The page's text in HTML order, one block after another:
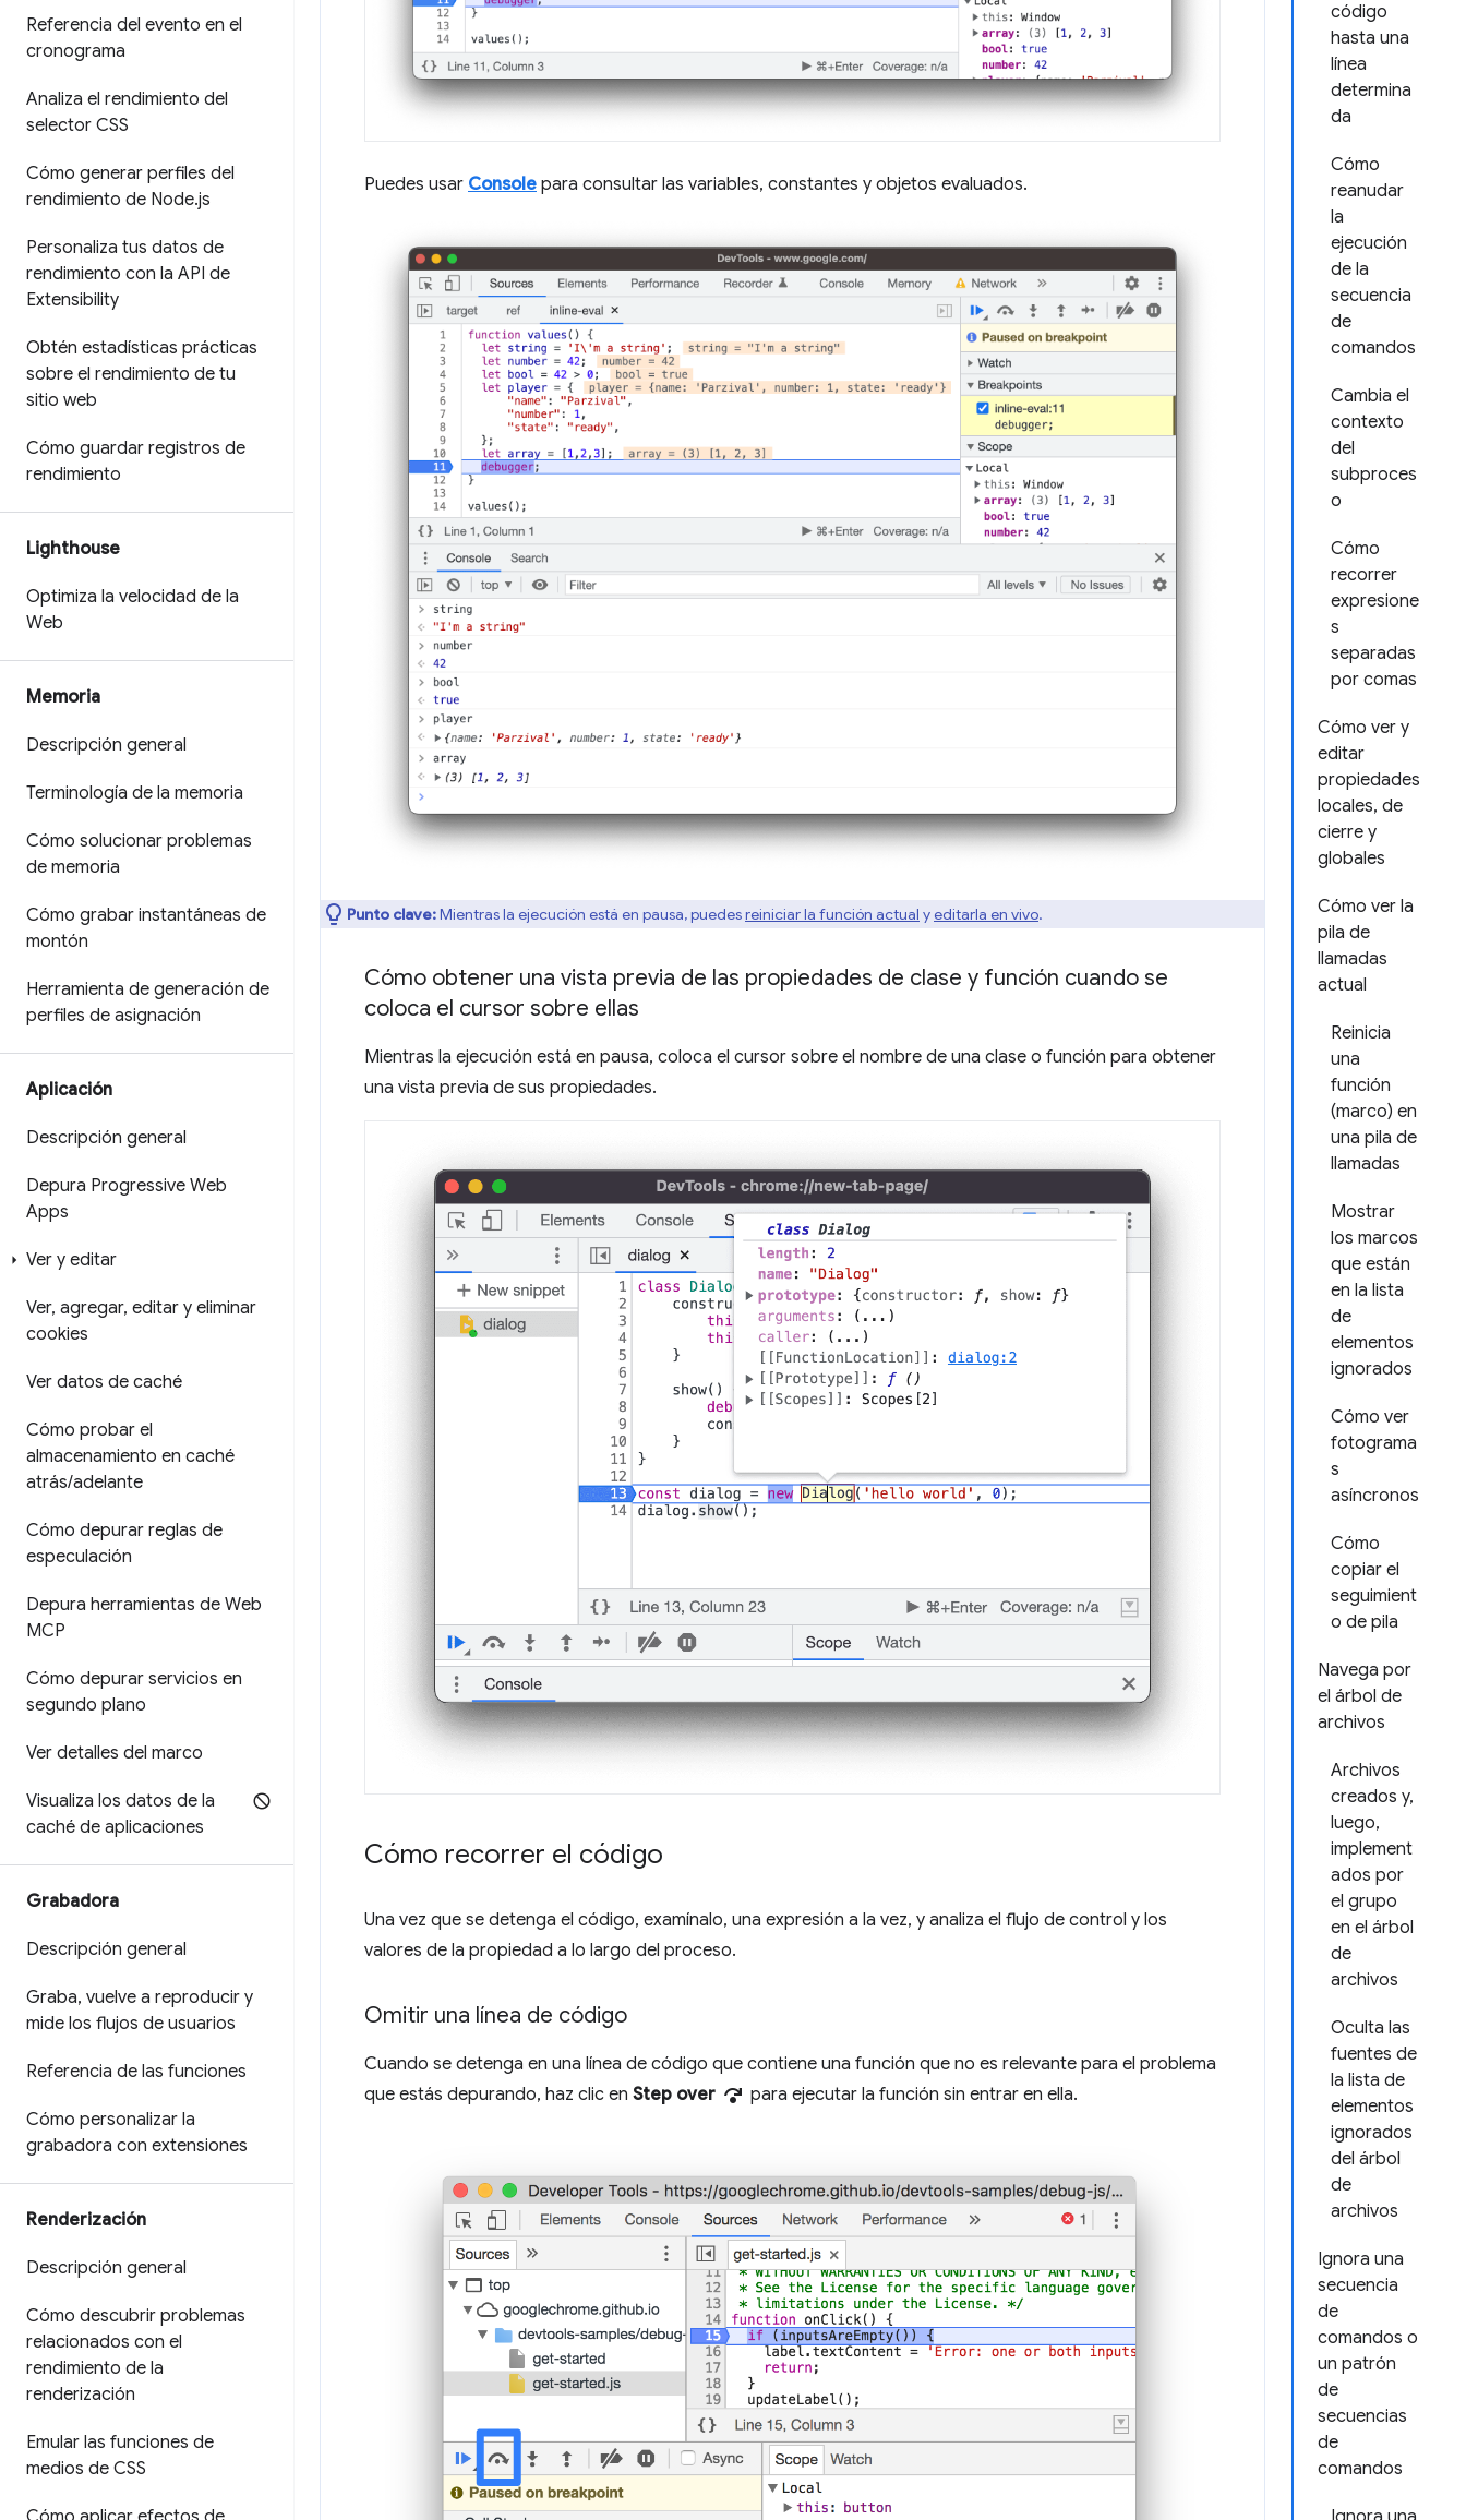
Referencia del evento en el
cronograma
Analiza el rendimiento del
selector CSS
Cómo generar perfiles del
rendimiento de Node.js
Personaliza tus datos de
rendimiento con la API de
Extensibility
Obtén estadísticas prácticas
sobre el rendimiento de tu
sitio web
Cómo guardar registros de
rendimiento
Lighthouse
Optimiza la velocidad de la
Web
Memoria
Descripción general
Terminología de la memoria
Cómo solucionar problemas
de memoria
Cómo grabar instantáneas de
montón
Herramienta de generación de
perfiles de asignación
Aplicación
Descripción general
Depura Progressive Web
Apps
Ver y editar
Ver, agregar, editar y eliminar
cookies
Ver datos de caché
Cómo probar el
almacenamiento en caché
atrás/adelante
Cómo depurar reglas de
especulación
Depura herramientas de Web
MCP
Cómo depurar servicios en
segundo plano
Ver detalles del marco
Visualiza los datos de la
caché de aplicaciones
Grabadora
Descripción general
Graba, vuelve a reproducir y
mide los flujos de usuarios
Referencia de las funciones
Cómo personalizar la
grabadora con extensiones
Renderización
Descripción general
Cómo descubrir problemas
relacionados con el
rendimiento de la
renderización
Emular las funciones de
medios de CSS
código
hasta una
línea
determina
da
Cómo
reanudar
la
ejecución
de la
secuencia
de
comandos
Cambia el
contexto
del
subproces
o
Cómo
recorrer
expresione
s
separadas
por comas
Cómo ver y
editar
propiedades
locales, de
cierre y
globales
Cómo ver la
pila de
llamadas
actual
Reinicia
una
función
(marco) en
una pila de
llamadas
Mostrar
los marcos
que están
en la lista
de
elementos
ignorados
Cómo ver
fotograma
s
asíncronos
Cómo
copiar el
seguimient
o de pila
Navega por
el árbol de
archivos
Archivos
creados y,
luego,
implement
ados por
el grupo
en el árbol
de
archivos
Oculta las
fuentes de
la lista de
elementos
ignorados
del árbol
de
archivos
Ignora una
secuencia
de
comandos o
un patrón
de
secuencias
de
comandos
Puedes usar Console para consultar las variables, constantes y objetos evaluados.
Punto clave:Mientras la ejecución está en pausa, puedesreiniciar la función actual yeditarla en vivo.
Cómo obtener una vista previa de las propiedades de clase y función cuando se
coloca el cursor sobre ellas
Mientras la ejecución está en pausa, coloca el cursor sobre el nombre de una clase o función para obtener
una vista previa de sus propiedades.
Cómo recorrer el código
Una vez que se detenga el código, examínalo, una expresión a la vez, y analiza el flujo de control y los
valores de la propiedad a lo largo del proceso.
Omitir una línea de código
Cuando se detenga en una línea de código que contiene una función que no es relevante para el problema
que estás depurando, haz clic en Step over step_over para ejecutar la función sin entrar en ella.